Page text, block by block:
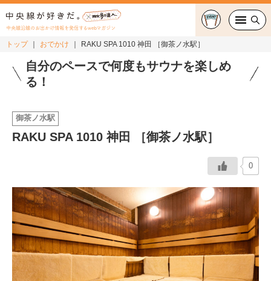
中央線沿線のお出かけ情報を発信するwebマガジン
グルメ・カフェ
おでかけ
特集
連載
中央線フェス
トップ おでかけ RAKU SPA 1010 神田 ［御茶ノ水駅］
自分のペースで何度もサウナを楽しめ
る！
御茶ノ水駅
RAKU SPA 1010 神田 ［御茶ノ水駅］
0